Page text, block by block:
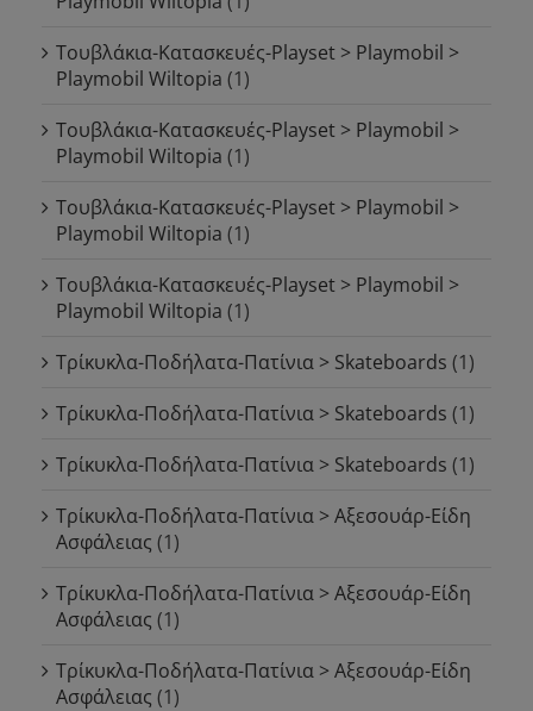
Τουβλάκια-Κατασκευές-Playset > Playmobil >
Playmobil Wiltopia (1)
Τουβλάκια-Κατασκευές-Playset > Playmobil >
Playmobil Wiltopia (1)
Τουβλάκια-Κατασκευές-Playset > Playmobil >
Playmobil Wiltopia (1)
Τουβλάκια-Κατασκευές-Playset > Playmobil >
Playmobil Wiltopia (1)
Τρίκυκλα-Ποδήλατα-Πατίνια > Skateboards (1)
Τρίκυκλα-Ποδήλατα-Πατίνια > Skateboards (1)
Τρίκυκλα-Ποδήλατα-Πατίνια > Skateboards (1)
Τρίκυκλα-Ποδήλατα-Πατίνια > Αξεσουάρ-Είδη
Ασφάλειας (1)
Τρίκυκλα-Ποδήλατα-Πατίνια > Αξεσουάρ-Είδη
Ασφάλειας (1)
Τρίκυκλα-Ποδήλατα-Πατίνια > Αξεσουάρ-Είδη
Ασφάλειας (1)